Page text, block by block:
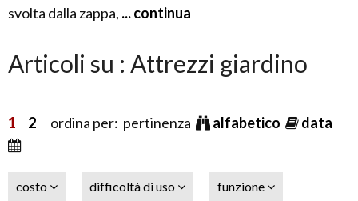
svolta dalla zappa, ... continua
Articoli su : Attrezzi giardino
1 2 ordina per: pertinenza alfabetico data
costo difficoltà di uso
funzione